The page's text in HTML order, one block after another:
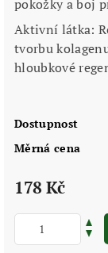
pokožky a boj
Aktivní látka:
tvorbu
hloubkové
Dostupnost
Měrná cena
178 Kč